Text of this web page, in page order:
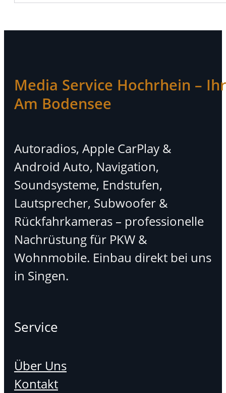
Media Service Hochrhein –
Am Bodensee
Autoradios, Apple CarPlay &
Android Auto, Navigation,
Soundsysteme, Endstufen,
Lautsprecher, Subwoofer &
Rückfahrkameras – professionelle
Nachrüstung für PKW &
Wohnmobile. Einbau direkt bei uns
in Singen.
Service
Über Uns
Kontakt